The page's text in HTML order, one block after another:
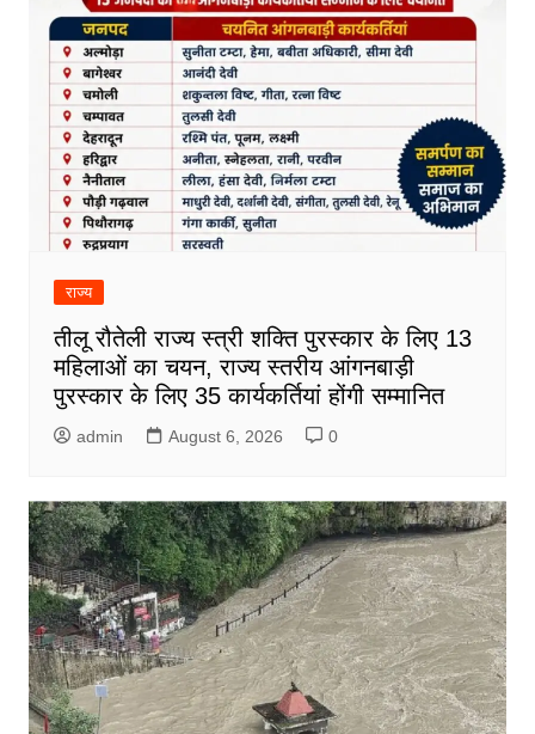
राज्य
तीलू रौतेली राज्य स्त्री शक्ति पुरस्कार के लिए 13
महिलाओं का चयन, राज्य स्तरीय आंगनबाड़ी
पुरस्कार के लिए 35 कार्यकर्तियां होंगी सम्मानित
admin August 6, 2026 0